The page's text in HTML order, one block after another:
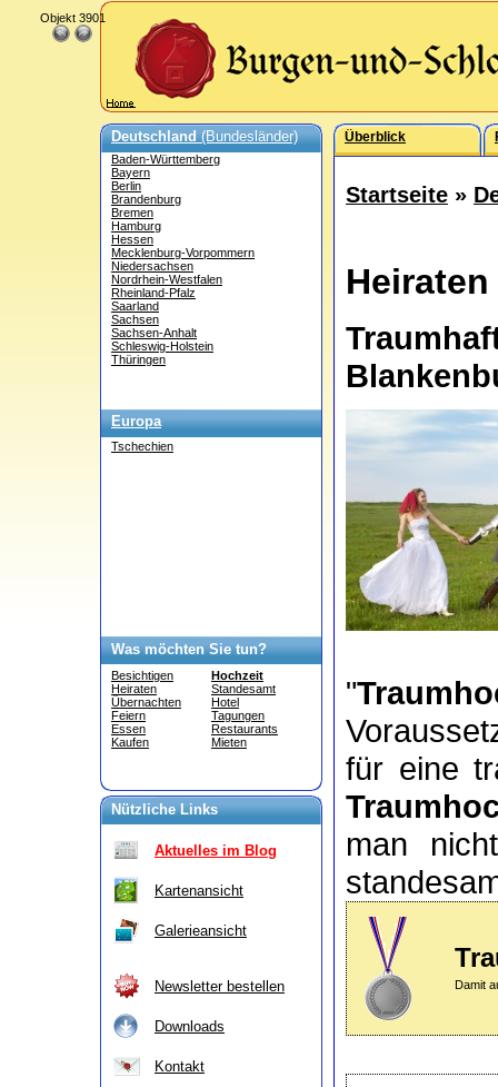
Deutschland(Bundesländer)
Baden-Württemberg
Bayern
Berlin
Brandenburg
Bremen
Hamburg
Hessen
Mecklenburg-Vorpommern
Niedersachsen
Nordrhein-Westfalen
Rheinland-Pfalz
Saarland
Sachsen
Sachsen-Anhalt
Schleswig-Holstein
Thüringen
Europa
Tschechien
Was möchten Sie tun?
Besichtigen
Heiraten
Übernachten
Feiern
Essen
Kaufen
Hochzeit
Standesamt
Hotel
Tagungen
Restaurants
Mieten
Nützliche Links
Aktuelles im Blog
Kartenansicht
Galerieansicht
Newsletter bestellen
Downloads
Kontakt
Überblick
Startseite »
"
für eine
man
Damit
Objekt 3901